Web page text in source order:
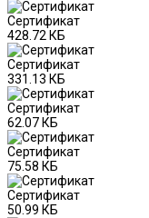
Сертификат
428.72 КБ
Сертификат
331.13 КБ
Сертификат
62.07 КБ
Сертификат
75.58 КБ
Сертификат
50.99 КБ